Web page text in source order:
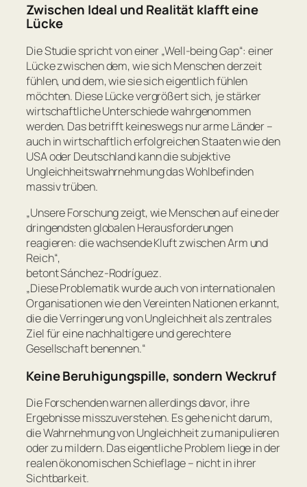
Zwischen Ideal und Realität klafft eine
Lücke
Die Studie spricht von einer „Well-being Gap“: einer
Lücke zwischen dem, wie sich Menschen derzeit
fühlen, und dem, wie sie sich eigentlich fühlen
möchten. Diese Lücke vergrößert sich, je stärker
wirtschaftliche Unterschiede wahrgenommen
werden. Das betrifft keineswegs nur arme Länder –
auch in wirtschaftlich erfolgreichen Staaten wie den
USA oder Deutschland kann die subjektive
Ungleichheitswahrnehmung das Wohlbefinden
massiv trüben.
„Unsere Forschung zeigt, wie Menschen auf eine der
dringendsten globalen Herausforderungen
reagieren: die wachsende Kluft zwischen Arm und
Reich“,
betont Sánchez-Rodríguez.
„Diese Problematik wurde auch von internationalen
Organisationen wie den Vereinten Nationen erkannt,
die die Verringerung von Ungleichheit als zentrales
Ziel für eine nachhaltigere und gerechtere
Gesellschaft benennen.“
Keine Beruhigungspille, sondern Weckruf
Die Forschenden warnen allerdings davor, ihre
Ergebnisse misszuverstehen. Es gehe nicht darum,
die Wahrnehmung von Ungleichheit zu manipulieren
oder zu mildern. Das eigentliche Problem liege in der
realen ökonomischen Schieflage – nicht in ihrer
Sichtbarkeit.